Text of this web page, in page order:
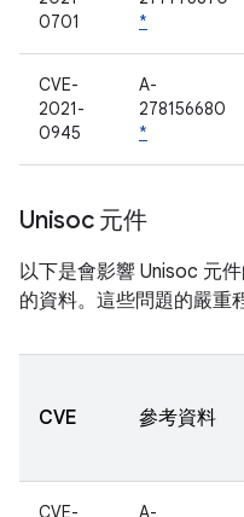
0701
*
CVE-
2021-
0945
A-
278156680
*
Unisoc 元件
以下是會影響 Unisoc 元
的資料。這些問題的嚴重
CVE 參考資料
CVE- A-